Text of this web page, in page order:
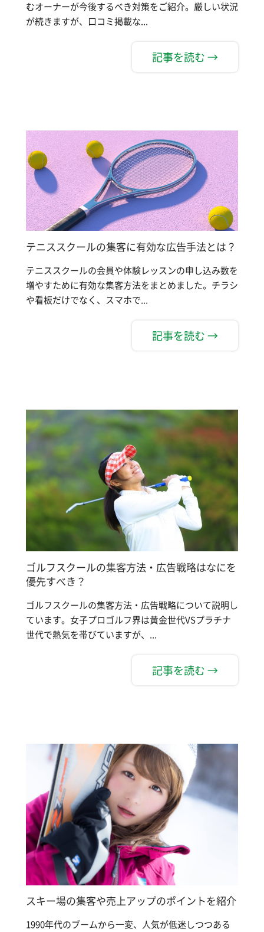
むオーナーが今後するべき対策をご紹介。厳しい状況
が続きますが、口コミ掲載な...
記事を読む →
テニススクールの集客に有効な広告手法とは？
テニススクールの会員や体験レッスンの申し込み数を
増やすために有効な集客方法をまとめました。チラシ
や看板だけでなく、スマホで...
記事を読む →
ゴルフスクールの集客方法・広告戦略はなにを
優先すべき？
ゴルフスクールの集客方法・広告戦略について説明し
ています。女子プロゴルフ界は黄金世代VSプラチナ
世代で熱気を帯びていますが、...
記事を読む →
スキー場の集客や売上アップのポイントを紹介
1990年代のブームから一変、人気が低迷しつつある